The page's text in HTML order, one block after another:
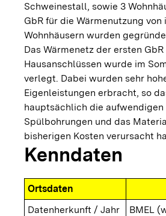
Schweinestall, sowie 3
GbR für die Wärmenutzung von
Wohnhäusern wurden
Das Wärmenetz der ersten GbR
Hausanschlüssen wurde im
verlegt. Dabei wurden sehr
Eigenleistungen erbracht, so
hauptsächlich die aufwendigen
Spülbohrungen und das
bisherigen Kosten verursacht
Kenndaten
Ortsdaten
Datenherkunft / Jahr
BMEL